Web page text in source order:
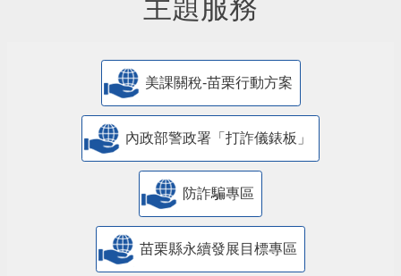
主題服務
美課關稅-苗栗行動方案
內政部警政署「打詐儀錶板」
防詐騙專區
苗栗縣永續發展目標專區